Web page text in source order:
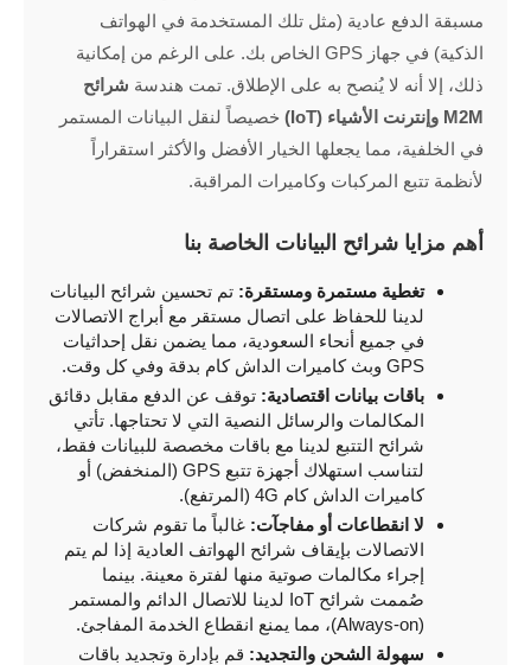
مسبقة الدفع عادية (مثل تلك المستخدمة في الهواتف
الذكية) في جهاز GPS الخاص بك. على الرغم من إمكانية
ذلك، إلا أنه لا يُنصح به على الإطلاق. تمت هندسة شرائح
M2M وإنترنت الأشياء (IoT)
خصيصاً لنقل البيانات المستمر
في الخلفية، مما يجعلها الخيار الأفضل والأكثر استقراراً
لأنظمة تتبع المركبات وكاميرات المراقبة.
أهم مزايا شرائح البيانات الخاصة بنا
تغطية مستمرة ومستقرة: تم تحسين شرائح البيانات
لدينا للحفاظ على اتصال مستقر مع أبراج الاتصالات
في جميع أنحاء السعودية، مما يضمن نقل إحداثيات
GPS وبث كاميرات الداش كام بدقة وفي كل وقت.
باقات بيانات اقتصادية: توقف عن الدفع مقابل دقائق
المكالمات والرسائل النصية التي لا تحتاجها. تأتي
شرائح التتبع لدينا مع باقات مخصصة للبيانات فقط،
لتناسب استهلاك أجهزة تتبع GPS (المنخفض) أو
كاميرات الداش كام 4G (المرتفع).
لا انقطاعات أو مفاجآت: غالباً ما تقوم شركات
الاتصالات بإيقاف شرائح الهواتف العادية إذا لم يتم
إجراء مكالمات صوتية منها لفترة معينة. بينما
صُممت شرائح IoT لدينا للاتصال الدائم والمستمر
(Always-on)، مما يمنع انقطاع الخدمة المفاجئ.
سهولة الشحن والتجديد: قم بإدارة وتجديد باقات